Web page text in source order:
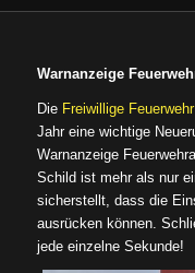
Warnanzeige
Die Freiwillige
Jahr eine wichtige
Warnanzeige
Schild ist mehr als nur
sicherstellt, dass die
ausrücken können.
jede einzelne Sekunde!